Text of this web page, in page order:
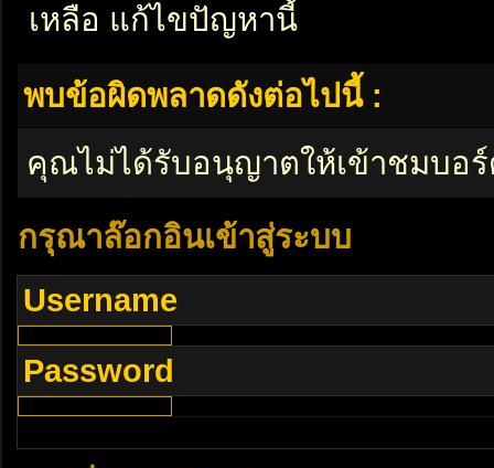
เหลือ แก้ไขปัญหานี้
พบข้อผิดพลาดดังต่อไปนี้ :
คุณไม่ได้รับอนุญาตให้เข้าชมบอ
กรุณาล๊อกอินเข้าสู่ระบบ
Username
Password